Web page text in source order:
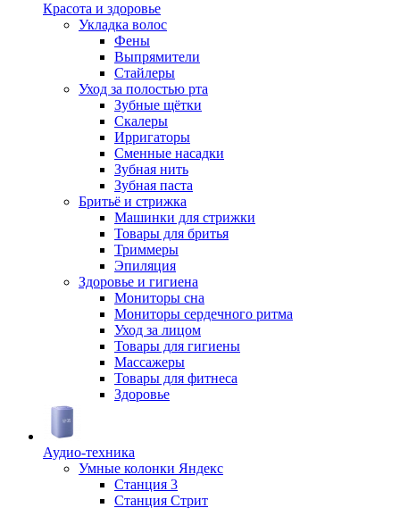
Красота и здоровье
Укладка волос
Фены
Выпрямители
Стайлеры
Уход за полостью рта
Зубные щётки
Скалеры
Ирригаторы
Сменные насадки
Зубная нить
Зубная паста
Бритьё и стрижка
Машинки для стрижки
Товары для бритья
Триммеры
Эпиляция
Здоровье и гигиена
Мониторы сна
Мониторы сердечного ритма
Уход за лицом
Товары для гигиены
Массажеры
Товары для фитнеса
Здоровье
Аудио-техника
Умные колонки Яндекс
Станция 3
Станция Стрит